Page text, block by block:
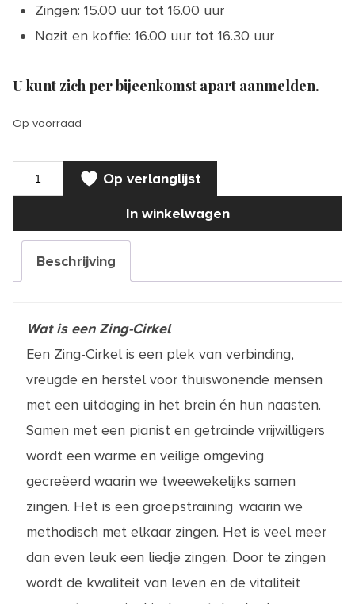
Zingen: 15.00 uur tot 16.00 uur
Nazit en koffie: 16.00 uur tot 16.30 uur
U kunt zich per bijeenkomst apart aanmelden.
Op voorraad
Zing-
Cirkel
|
2026
aantal
In winkelwagen
Op verlanglijst
Beschrijving
Wat is een Zing-Cirkel
Een Zing-Cirkel is een plek van verbinding,
vreugde en herstel voor thuiswonende mensen
met een uitdaging in het brein én hun naasten.
Samen met een pianist en getrainde vrijwilligers
wordt een warme en veilige omgeving
gecreëerd waarin we tweewekelijks samen
zingen. Het is een groepstraining waarin we
methodisch met elkaar zingen. Het is veel meer
dan even leuk een liedje zingen. Door te zingen
wordt de kwaliteit van leven en de vitaliteit